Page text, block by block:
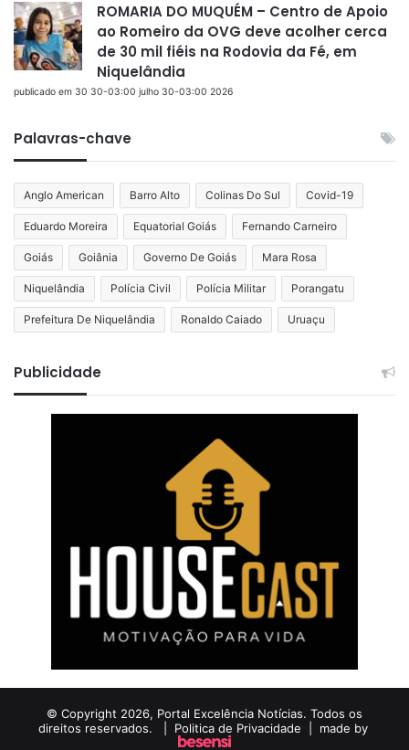
ROMARIA DO MUQUÉM – Centro de Apoio
ao Romeiro da OVG deve acolher cerca
de 30 mil fiéis na Rodovia da Fé, em
Niquelândia
publicado em 30 30-03:00 julho 30-03:00 2026
Palavras-chave
Anglo American Barro Alto Colinas Do Sul Covid-19
Eduardo Moreira Equatorial Goiás Fernando Carneiro
Goiás Goiânia Governo De Goiás Mara Rosa
Niquelândia Polícia Civil Polícia Militar Porangatu
Prefeitura De Niquelândia Ronaldo Caiado Uruaçu
Publicidade
© Copyright 2026, Portal Excelência Notícias. Todos os
direitos reservados. | Politica de Privacidade | made by